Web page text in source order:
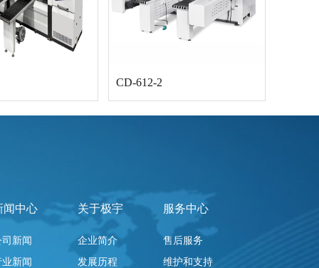
CD-612-2
闻中心
司新闻
业新闻
关于极宇
企业简介
发展历程
服务中心
售后服务
维护和支持